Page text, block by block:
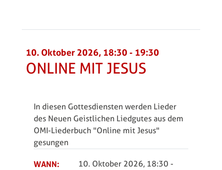
10. Oktober 2026, 18:30 - 19:30
ONLINE MIT JESUS
In diesen Gottesdiensten werden Lieder
des Neuen Geistlichen Liedgutes aus dem
OMI-Liederbuch "Online mit Jesus"
gesungen
WANN: 10. Oktober 2026, 18:30 -